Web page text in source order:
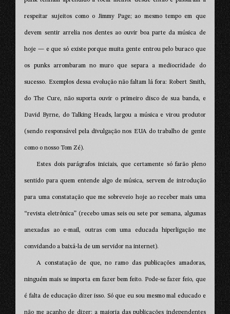
respeitar sujeitos como o Jimmy Page; ao mesmo tempo em que
devem sentir arrelia nos dentes ao ouvir boa parte da música de
hoje — e que só existe porque muita gente entrou pelo buraco que
os punks arrombaram no muro que separa a mediocridade do
sucesso. Exemplos dessa evolução não faltam lá fora: Robert Smith,
do The Cure, não suporta ouvir o primeiro disco de sua banda, e
David Byrne, do Talking Heads, largou a música e virou produtor
(sendo responsável pela divulgação nos EUA do trabalho de gente
como o nosso Tom Zé).
Estes dois parágrafos iniciais, que certamente só farão pleno
sentido para quem entende algo de música, servem de introdução
para uma constatação que me sobreveio hoje ao receber mais uma
“revista eletrônica” (recebo umas seis ou sete por semana, algumas
anexadas ao e-mail, outras com uma educada hiperligação me
convidando a baixá-la de um servidor na internet).
A constatação de que, no ramo das publicações amadoras,
ninguém mais se importa em fazer bem feito. Pode-se fazer feio, que
é falta de educação dizer isso. Só que eu sou mesmo mal educado e
não me acanho de dizer: a maioria das publicações independentes